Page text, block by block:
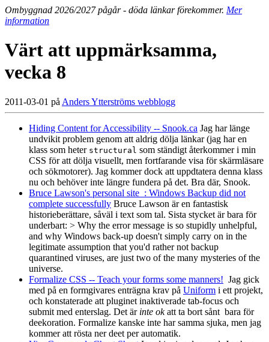
Ombyggnad 2026/2027 pågår - döda länkar förekommer. Mer
information
Värt att uppmärksamma,
vecka 8
2011-03-01 på Anders Ytterströms webblogg
Hiding Content for Accessibility -- Snook.ca Jag har länge
undvikit problem genom att aldrig dölja länkar (jag har en
klass som heter structural som ständigt återkommer i min
CSS för att dölja visuellt, men fortfarande visa för skärmläsare
och sökmotorer). Jag kommer dock att uppdtatera denna klass
nu och behöver inte längre fundera på det. Bra där, Snook.
Bruce Lawson's personal site : Windows Backup did not
complete successfully Bruce Lawson är en fantastisk
historieberättare, såväl i text som tal. Sista stycket är bara för
underbart: > Why the error message is so stupidly unhelpful,
and why Windows back-up doesn't simply carry on in the
legitimate assumption that you'd rather not backup
quarantined viruses, are just two of the many mysteries of the
universe.
Formalize CSS -- Teach your forms some manners! Jag gick
med på en formgivares enträgna krav på Uniform i ett projekt,
och konstaterade att pluginet inaktiverade tab-focus och
submit med enterslag. Det är inte okatt ta bort sånt bara för
deekoration. Formalize kanske inte har samma sjuka, men jag
kommer att rösta ner deet per automatik.